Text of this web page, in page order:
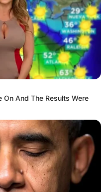
stasiun di Iran melihat
karung yang ternyata berisi
diberi nama, kondisinya
piatu.
On And The Results Were